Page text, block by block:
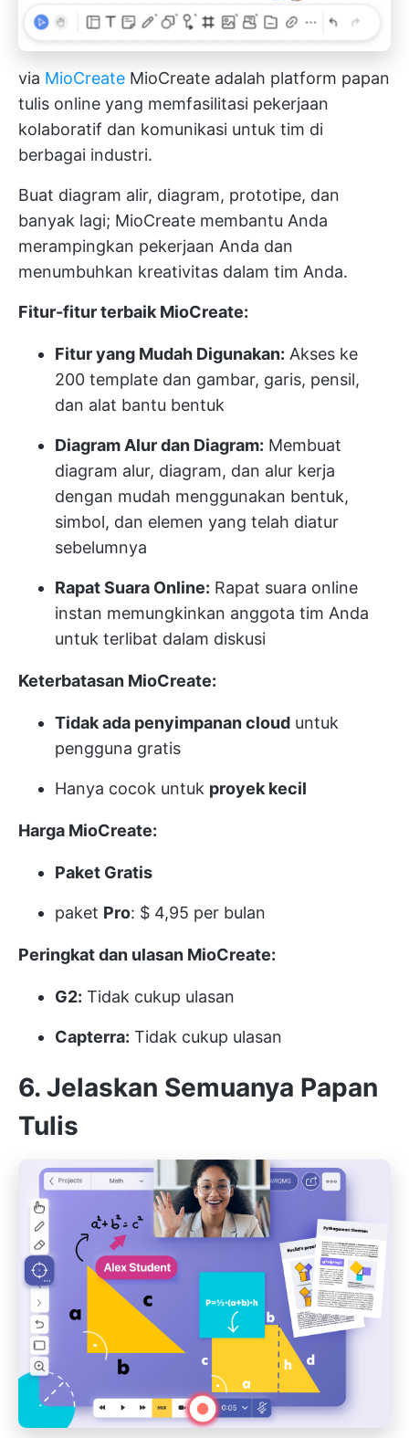
via MioCreate MioCreate adalah platform papan
tulis online yang memfasilitasi pekerjaan
kolaboratif dan komunikasi untuk tim di
berbagai industri.
Buat diagram alir, diagram, prototipe, dan
banyak lagi; MioCreate membantu Anda
merampingkan pekerjaan Anda dan
menumbuhkan kreativitas dalam tim Anda.
Fitur-fitur terbaik MioCreate:
Fitur yang Mudah Digunakan: Akses ke
200 template dan gambar, garis, pensil,
dan alat bantu bentuk
Diagram Alur dan Diagram: Membuat
diagram alur, diagram, dan alur kerja
dengan mudah menggunakan bentuk,
simbol, dan elemen yang telah diatur
sebelumnya
Rapat Suara Online: Rapat suara online
instan memungkinkan anggota tim Anda
untuk terlibat dalam diskusi
Keterbatasan MioCreate:
Tidak ada penyimpanan cloud untuk
pengguna gratis
Hanya cocok untuk proyek kecil
Harga MioCreate:
Paket Gratis
paket Pro: $ 4,95 per bulan
Peringkat dan ulasan MioCreate:
G2: Tidak cukup ulasan
Capterra: Tidak cukup ulasan
6. Jelaskan Semuanya Papan
Tulis